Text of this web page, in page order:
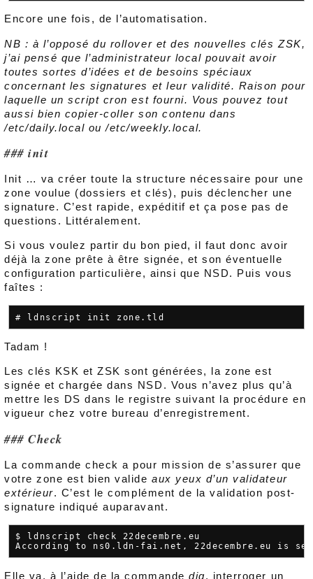
Encore une fois, de l’automatisation.
NB : à l’opposé du rollover et des nouvelles clés ZSK,
j’ai pensé que l’administrateur local pouvait avoir
toutes sortes d’idées et de besoins spéciaux
concernant les signatures et leur validité. Raison pour
laquelle un script cron est fourni. Vous pouvez tout
aussi bien copier-coller son contenu dans
/etc/daily.local ou /etc/weekly.local.
init
Init … va créer toute la structure nécessaire pour une
zone voulue (dossiers et clés), puis déclencher une
signature. C’est rapide, expéditif et ça pose pas de
questions. Littéralement.
Si vous voulez partir du bon pied, il faut donc avoir
déjà la zone prête à être signée, et son éventuelle
configuration particulière, ainsi que NSD. Puis vous
faîtes :
Tadam !
Les clés KSK et ZSK sont générées, la zone est
signée et chargée dans NSD. Vous n’avez plus qu’à
mettre les DS dans le registre suivant la procédure en
vigueur chez votre bureau d’enregistrement.
Check
La commande check a pour mission de s’assurer que
votre zone est bien valideaux yeux d’un validateur
extérieur. C’est le complément de la validation post-
signature indiqué auparavant.
$ ldnscript check 22decembre.eu
Elle va, à l’aide de la commandedig, interroger un